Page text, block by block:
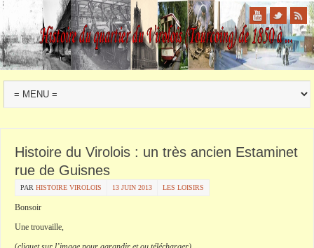
Histoire du Virolois : un très ancien Estaminet
rue de Guisnes
PAR HISTOIRE VIROLOIS 13 JUIN 2013 LES LOISIRS
Bonsoir
Une trouvaille,